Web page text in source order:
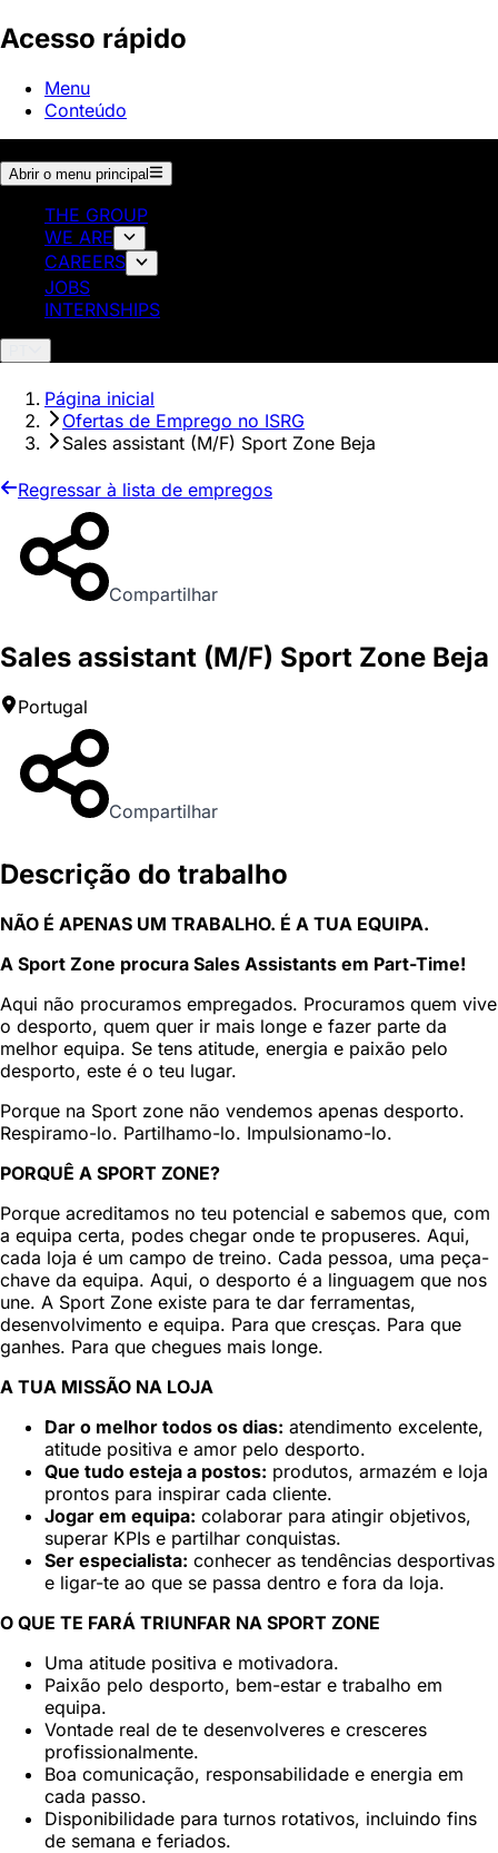
Acesso rápido
Menu
Conteúdo
Abrir o menu principal
THE GROUP
WE ARE
CAREERS
JOBS
INTERNSHIPS
Página inicial
Ofertas de Emprego no ISRG
Sales assistant (M/F) Sport Zone Beja
Regressar à lista de empregos
Compartilhar
Sales assistant (M/F) Sport Zone Beja
Portugal
Compartilhar
Descrição do trabalho
NÃO É APENAS UM TRABALHO. É A TUA EQUIPA.
A Sport Zone procura Sales Assistants em Part-Time!
Aqui não procuramos empregados. Procuramos quem vive
o desporto, quem quer ir mais longe e fazer parte da
melhor equipa. Se tens atitude, energia e paixão pelo
desporto, este é o teu lugar.
Porque na Sport zone não vendemos apenas desporto.
Respiramo-lo. Partilhamo-lo. Impulsionamo-lo.
PORQUÊ A SPORT ZONE?
Porque acreditamos no teu potencial e sabemos que, com
a equipa certa, podes chegar onde te propuseres. Aqui,
cada loja é um campo de treino. Cada pessoa, uma peça-
chave da equipa. Aqui, o desporto é a linguagem que nos
une. A Sport Zone existe para te dar ferramentas,
desenvolvimento e equipa. Para que cresças. Para que
ganhes. Para que chegues mais longe.
A TUA MISSÃO NA LOJA
Dar o melhor todos os dias: atendimento excelente,
atitude positiva e amor pelo desporto.
Que tudo esteja a postos: produtos, armazém e loja
prontos para inspirar cada cliente.
Jogar em equipa: colaborar para atingir objetivos,
superar KPIs e partilhar conquistas.
Ser especialista: conhecer as tendências desportivas
e ligar-te ao que se passa dentro e fora da loja.
O QUE TE FARÁ TRIUNFAR NA SPORT ZONE
Uma atitude positiva e motivadora.
Paixão pelo desporto, bem-estar e trabalho em
equipa.
Vontade real de te desenvolveres e cresceres
profissionalmente.
Boa comunicação, responsabilidade e energia em
cada passo.
Disponibilidade para turnos rotativos, incluindo fins
de semana e feriados.